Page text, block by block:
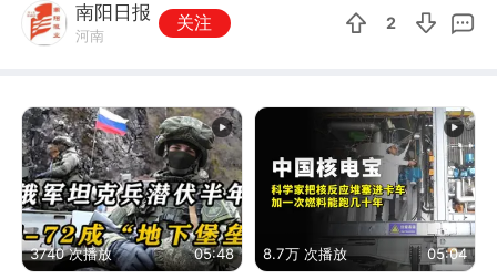
南阳日报
河南
关注 2
3740 次播放 05:48 8.7万 次播放 05:04